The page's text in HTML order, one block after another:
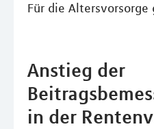
Für die Altersvorsorge
Anstieg der
in der